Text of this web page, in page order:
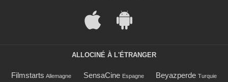
ALLOCINÉ À L'ÉTRANGER
Filmstarts Allemagne SensaCine Espagne Beyazperde Turquie